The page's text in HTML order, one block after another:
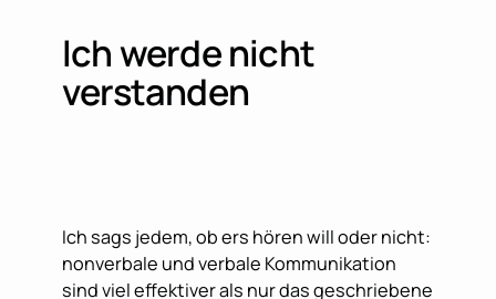
Ich werde nicht
verstanden
Ich sags jedem, ob ers hören will oder nicht:
nonverbale und verbale Kommunikation
sind viel effektiver als nur das geschriebene